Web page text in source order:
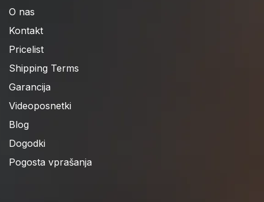
O nas
Kontakt
Pricelist
Shipping Terms
Garancija
Videoposnetki
Blog
Dogodki
Pogosta vprašanja